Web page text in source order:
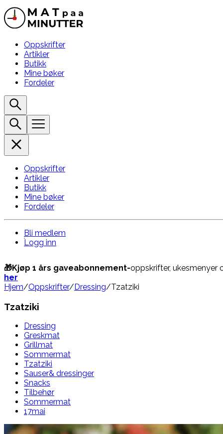
Oppskrifter
Artikler
Butikk
Mine bøker
Fordeler
Oppskrifter
Artikler
Butikk
Mine bøker
Fordeler
Bli medlem
Logg inn
🎁Kjøp 1 års gaveabonnement-oppskrifter,
her
Hjem/Oppskrifter/Dressing/Tzatziki
Tzatziki
Dressing
Greskmat
Grillmat
Sommermat
Tzatziki
Sauser& dressinger
Snacks
Tilbehør
Sommermat
17mai